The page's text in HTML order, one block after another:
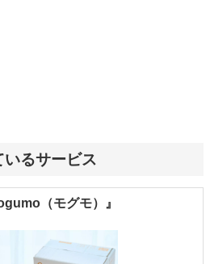
るサービス
（モグモ）』